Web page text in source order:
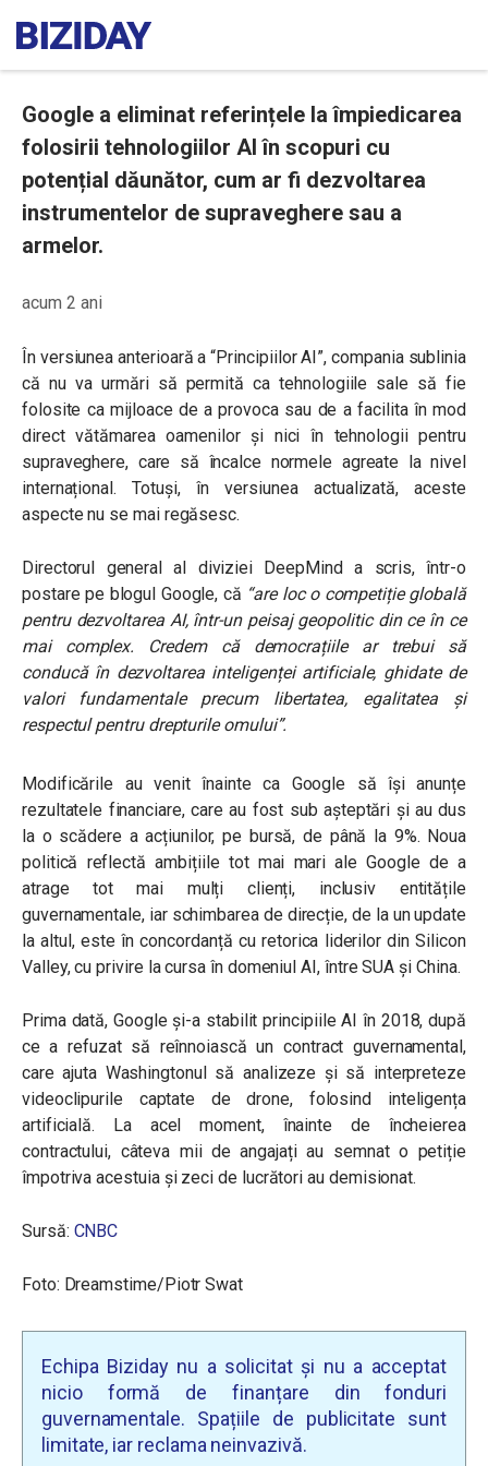
Google a eliminat referințele la împiedicarea
folosirii tehnologiilor AI în scopuri cu
potențial dăunător, cum ar fi dezvoltarea
instrumentelor de supraveghere sau a
armelor.
acum 2 ani
În versiunea anterioară a “Principiilor AI”, compania sublinia
că nu va urmări să permită ca tehnologiile sale să fie
folosite ca mijloace de a provoca sau de a facilita în mod
direct vătămarea oamenilor și nici în tehnologii pentru
supraveghere, care să încalce normele agreate la nivel
internațional. Totuși, în versiunea actualizată, aceste
aspecte nu se mai regăsesc.
Directorul general al diviziei DeepMind a scris, într-o
postare pe blogul Google, că “are loc o competiție globală
pentru dezvoltarea AI, într-un peisaj geopolitic din ce în ce
mai complex. Credem că democrațiile ar trebui să
conducă în dezvoltarea inteligenței artificiale, ghidate de
valori fundamentale precum libertatea, egalitatea și
respectul pentru drepturile omului”.
Modificările au venit înainte ca Google să își anunțe
rezultatele financiare, care au fost sub așteptări și au dus
la o scădere a acțiunilor, pe bursă, de până la 9%. Noua
politică reflectă ambițiile tot mai mari ale Google de a
atrage tot mai mulți clienți, inclusiv entitățile
guvernamentale, iar schimbarea de direcție, de la un update
la altul, este în concordanță cu retorica liderilor din Silicon
Valley, cu privire la cursa în domeniul AI, între SUA și China.
Prima dată, Google și-a stabilit principiile AI în 2018, după
ce a refuzat să reînnoiască un contract guvernamental,
care ajuta Washingtonul să analizeze și să interpreteze
videoclipurile captate de drone, folosind inteligența
artificială. La acel moment, înainte de încheierea
contractului, câteva mii de angajați au semnat o petiție
împotriva acestuia și zeci de lucrători au demisionat.
Sursă: CNBC
Foto: Dreamstime/Piotr Swat
Echipa Biziday nu a solicitat și nu a acceptat
nicio formă de finanțare din fonduri
guvernamentale. Spațiile de publicitate sunt
limitate, iar reclama neinvazivă.